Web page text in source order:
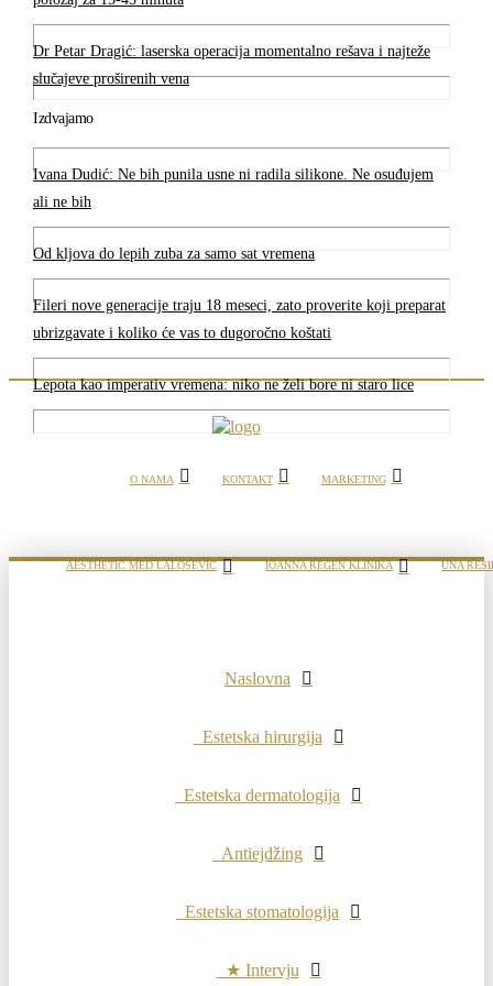
Dr Petar Dragić: laserska operacija momentalno rešava i najteže
slučajeve proširenih vena
Izdvajamo
Ivana Dudić: Ne bih punila usne ni radila silikone. Ne osuđujem
ali ne bih
Od kljova do lepih zuba za samo sat vremena
Fileri nove generacije traju 18 meseci, zato proverite koji preparat
ubrizgavate i koliko će vas to dugoročno koštati
Lepota kao imperativ vremena: niko ne želi bore ni staro lice
O NAMA KONTAKT MARKETING
AESTHETIC MED LALOŠEVIĆ IOANNA REGEN KLINIKA UNA
Naslovna
Estetska hirurgija
Estetska dermatologija
Antiejdžing
Estetska stomatologija
★ Intervju